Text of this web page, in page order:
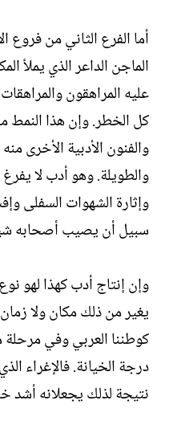
أما الفرع الثاني من فروع
الماجن الداعر الذي يملأ
عليه المراهقون
كل الخطر. وإن هذا النمط
والفنون الأدبية الأخرى
والطويلة. وهو أدب لا يفرغ
وإثارة الشهوات السفلى
سبيل أن يصيب أصحابه
وإن إنتاج أدب كهذا لهو
يغير من ذلك مكان ولا
كوطننا العربي وفي مرحلة
درجة الخيانة. فالإغراء
نتيجة لذلك يجعلانه أشد